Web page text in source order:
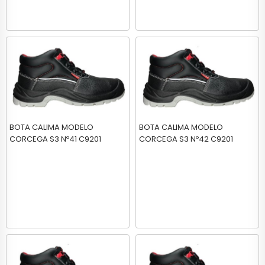
BOTA CALIMA MODELO
CORCEGA S3 Nº41 C9201
BOTA CALIMA MODELO
CORCEGA S3 Nº42 C9201